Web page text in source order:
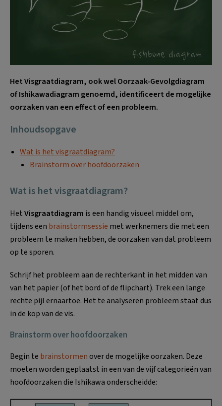
Het Visgraatdiagram, ook wel Oorzaak-Gevolgdiagram
of Ishikawadiagram genoemd, identificeert de mogelijke
oorzaken van een effect of een probleem.
Inhoudsopgave
Wat is het visgraatdiagram?
Brainstorm over hoofdoorzaken
Wat is het visgraatdiagram?
HetVisgraatdiagram is een handig visueel middel om,
tijdens een brainstormsessie met werknemers die met een
probleem te maken hebben, de oorzaken van dat probleem
op te sporen.
Schrijf het probleem aan de rechterkant in het midden van
van het papier (of het bord of de flipchart). Trek een lange
rechte pijl ernaartoe. Het te analyseren probleem staat dus
in de kop van de vis.
Brainstorm over hoofdoorzaken
Begin te brainstormenover de mogelijke oorzaken. Deze
moeten worden geplaatst in een van de vijf categorieën van
hoofdoorzaken die Ishikawa onderscheidde: